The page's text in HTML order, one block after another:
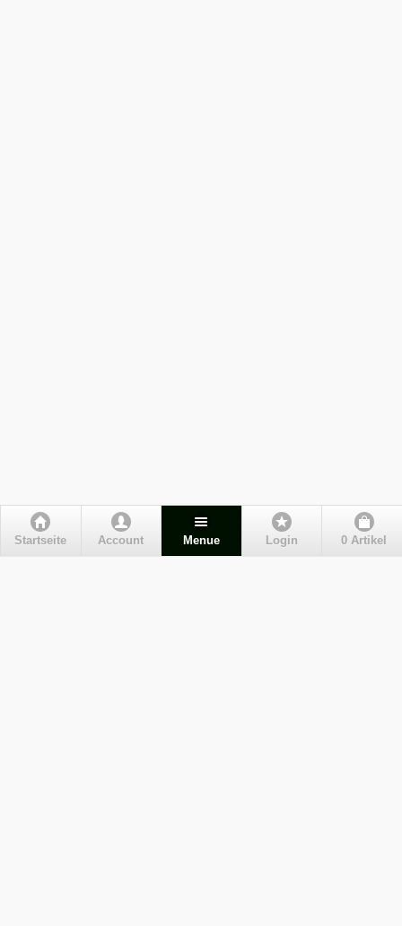
Kundenservice
Startseite Account Menue Login 0 Artikel